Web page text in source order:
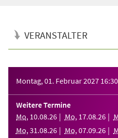
VERANSTALTER
Montag, 01. Februar 2027 16:30
Weitere Termine
Mo, 10.08.26 Mo, 17.08.26
Mo, 31 .08.26 Mo, 07.09.26